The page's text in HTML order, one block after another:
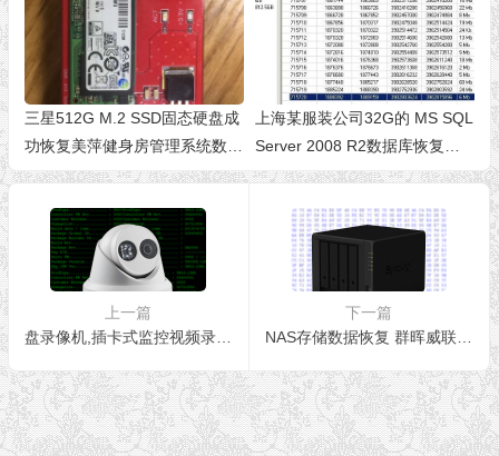
三星512G M.2 SSD固态硬盘成
功恢复美萍健身房管理系统数据
库
上海某服装公司32G的 MS SQL
Server 2008 R2数据库恢复修
复案例
上一篇
盘录像机,插卡式监控视频录像机,嵌入式监控硬盘录像机,大型监控录像机服务器数据恢复
下一篇